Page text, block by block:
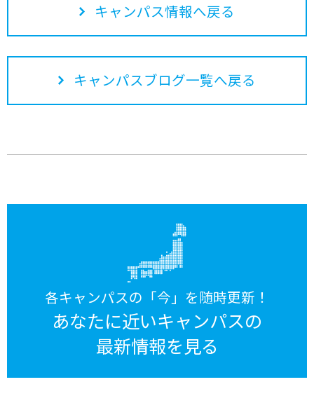
キャンパス情報へ戻る
キャンパスブログ一覧へ戻る
各キャンパスの「今」を随時更新！
あなたに近いキャンパスの
最新情報を見る